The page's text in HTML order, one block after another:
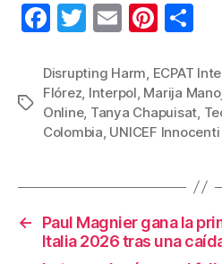
F
c
e
b
o
k
T
tt
er
E
ail
Pi
er
e
st
m
p
ar
Etiquetas
Disrupting Harm ECPAT
Flórez Interpol Marija
Online, Tanya Chapuisat
Colombia UNICEF Innocenti
←
Paul Magnier gana la
Italia 2026 tras una